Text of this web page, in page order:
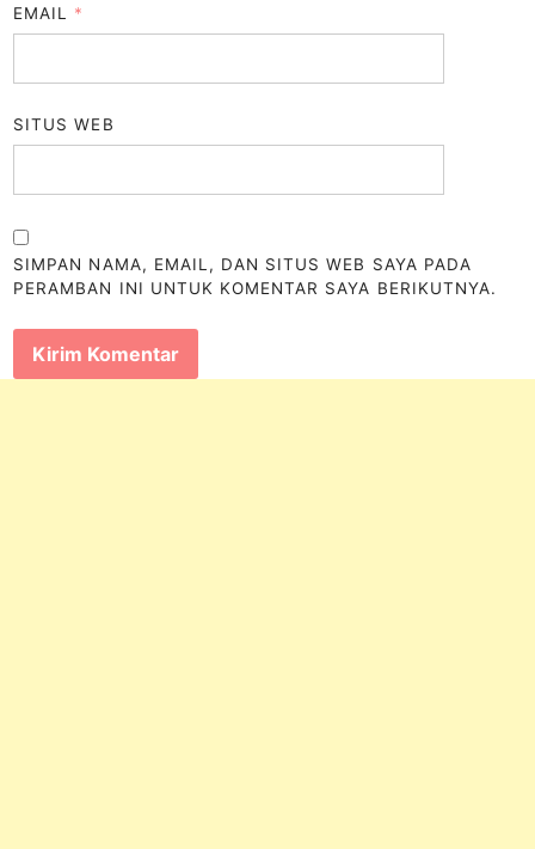
EMAIL *
SITUS WEB
SIMPAN NAMA, EMAIL, DAN SITUS WEB SAYA PADA
PERAMBAN INI UNTUK KOMENTAR SAYA BERIKUTNYA.